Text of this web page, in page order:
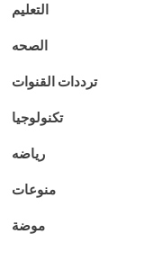
التعليم
الصحه
ترددات القنوات
تكنولوجيا
رياضه
منوعات
موضة